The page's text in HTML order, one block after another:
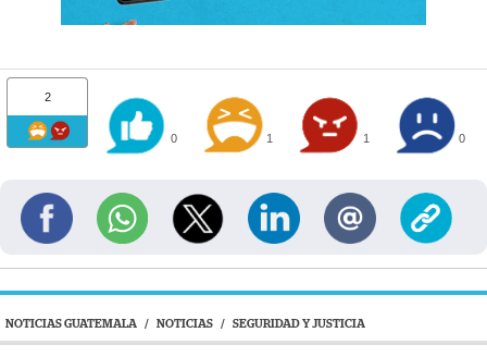
2
0 1 1 0
NOTICIAS GUATEMALA / NOTICIAS / SEGURIDAD Y JUSTICIA